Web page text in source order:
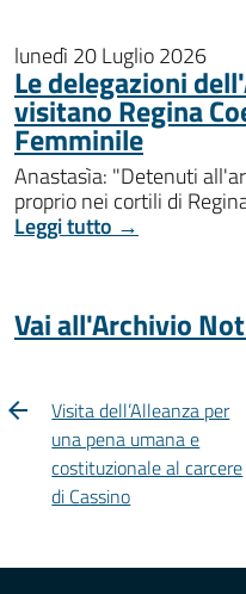
lunedì 20 Luglio 2026
Le delegazioni
visitano Regina
Femminile
Anastasìa: "Detenuti
proprio nei cortili di
Leggi tutto →
Vai all'Archivio
Visita dell’Alleanza per
una pena umana e
costituzionale al carcere
di Cassino